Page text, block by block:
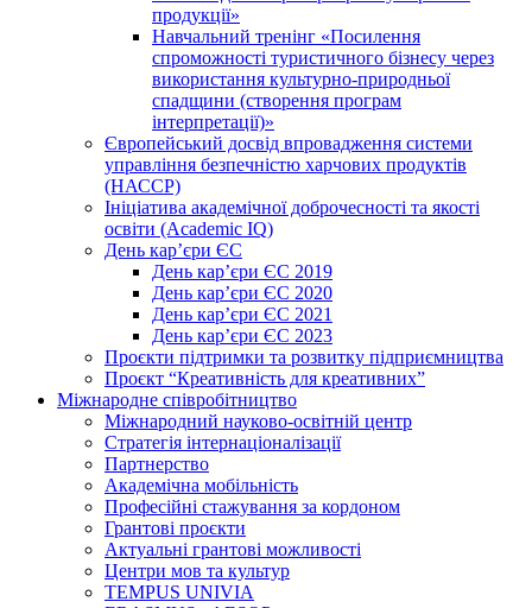
продукції»
Навчальний тренінг «Посилення
спроможності туристичного бізнесу через
використання культурно-природньої
спадщини (створення програм
інтерпретації)»
Європейський досвід впровадження системи
управління безпечністю харчових продуктів
(НАССР)
Ініціатива академічної доброчесності та якості
освіти (Academic IQ)
День кар’єри ЄС
День кар’єри ЄС 2019
День кар’єри ЄС 2020
День кар’єри ЄС 2021
День кар’єри ЄС 2023
Проєкти підтримки та розвитку підприємництва
Проєкт “Креативність для креативних”
Міжнародне співробітництво
Міжнародний науково-освітній центр
Стратегія інтернаціоналізації
Партнерство
Академічна мобільність
Професійні стажування за кордоном
Грантові проєкти
Актуальні грантові можливості
Центри мов та культур
TEMPUS UNIVIA